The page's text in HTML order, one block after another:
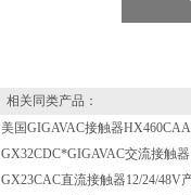
相关同类产品：
GX32CDC*GIGAVAC交流接触器